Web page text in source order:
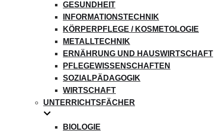
GESUNDHEIT
INFORMATIONSTECHNIK
KÖRPERPFLEGE / KOSMETOLOGIE
METALLTECHNIK
ERNÄHRUNG UND HAUSWIRTSCHAFT
PFLEGEWISSENSCHAFTEN
SOZIALPÄDAGOGIK
WIRTSCHAFT
UNTERRICHTSFÄCHER
BIOLOGIE